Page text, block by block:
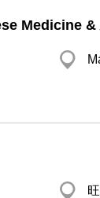
Medicine